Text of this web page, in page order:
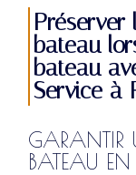
bateau
bateau
Service à
GARANTIR
BATEAU EN